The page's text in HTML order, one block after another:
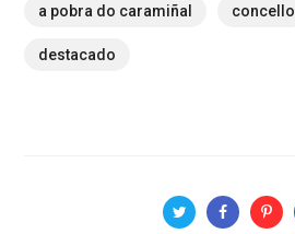
a pobra do caramiñal concello
destacado